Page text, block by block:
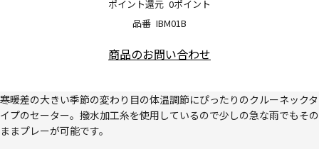
品番 IBM01B
ポイント還元 0ポイント
商品のお問い合わせ
寒暖差の大きい季節の変わり目の体温調節にぴったりのクルーネックタ
イプのセーター。撥水加工糸を使用しているので少しの急な雨でもその
ままプレーが可能です。